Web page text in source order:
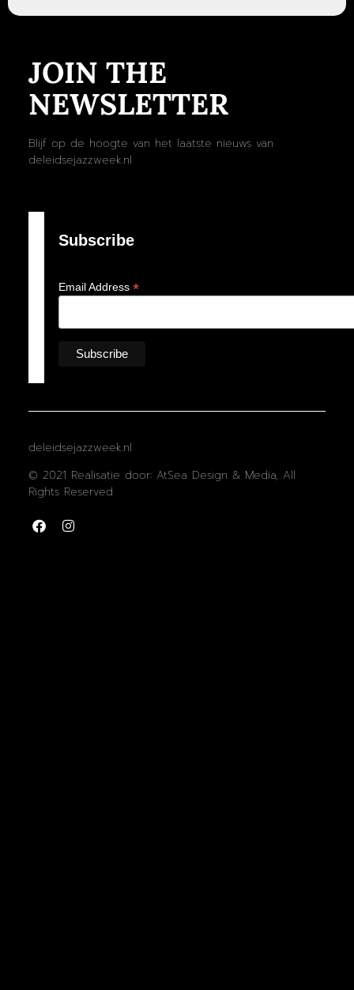
JOIN THE
NEWSLETTER
Blijf op de hoogte van het laatste nieuws van
deleidsejazzweek.nl
Subscribe
Email Address *
deleidsejazzweek.nl
© 2021 Realisatie door: AtSea Design & Media, All
Rights Reserved